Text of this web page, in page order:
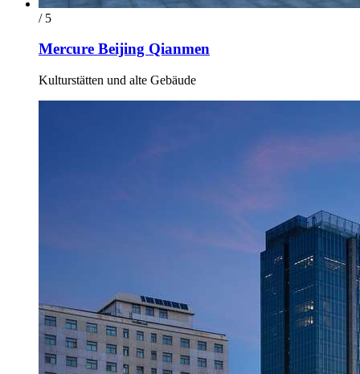
/ 5
Mercure Beijing Qianmen
Kulturstätten und alte Gebäude